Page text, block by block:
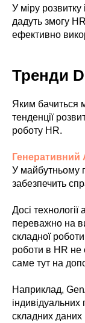
У міру розвитку
дадуть змогу
ефективно
Тренди
Яким бачиться
тенденції
роботу HR.
Генеративний
У майбутньому
забезпечить
Досі технології
переважно на
складної
роботи в HR не
саме тут на
Наприклад,
індивідуальних
складних